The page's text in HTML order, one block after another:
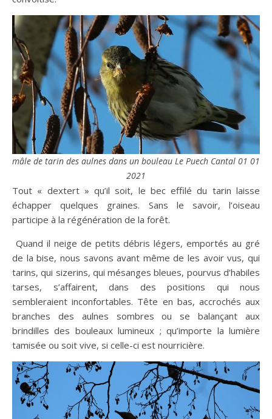
mâle de tarin des aulnes dans un bouleau Le Puech Cantal 01 01
2021
Tout « dextert » qu’il soit, le bec effilé du tarin laisse
échapper quelques graines. Sans le savoir, l’oiseau
participe à la régénération de la forêt.
​ Quand il neige de petits débris légers, emportés au gré
de la bise, nous savons avant même de les avoir vus, qui
tarins, qui sizerins, qui mésanges bleues, pourvus d’habiles
tarses, s’affairent, dans des positions qui nous
sembleraient inconfortables. Tête en bas, accrochés aux
branches des aulnes sombres ou se balançant aux
brindilles des bouleaux lumineux ; qu’importe la lumière
tamisée ou soit vive, si celle-ci est nourricière.